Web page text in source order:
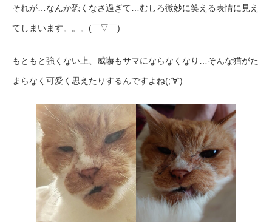
それが…なんか恐くなさ過ぎて…むしろ微妙に笑える表情に見え
てしまいます。。。(￣▽￣)
もともと強くない上、威嚇もサマにならなくなり…そんな猫がた
まらなく可愛く思えたりするんですよね(;’∀’)